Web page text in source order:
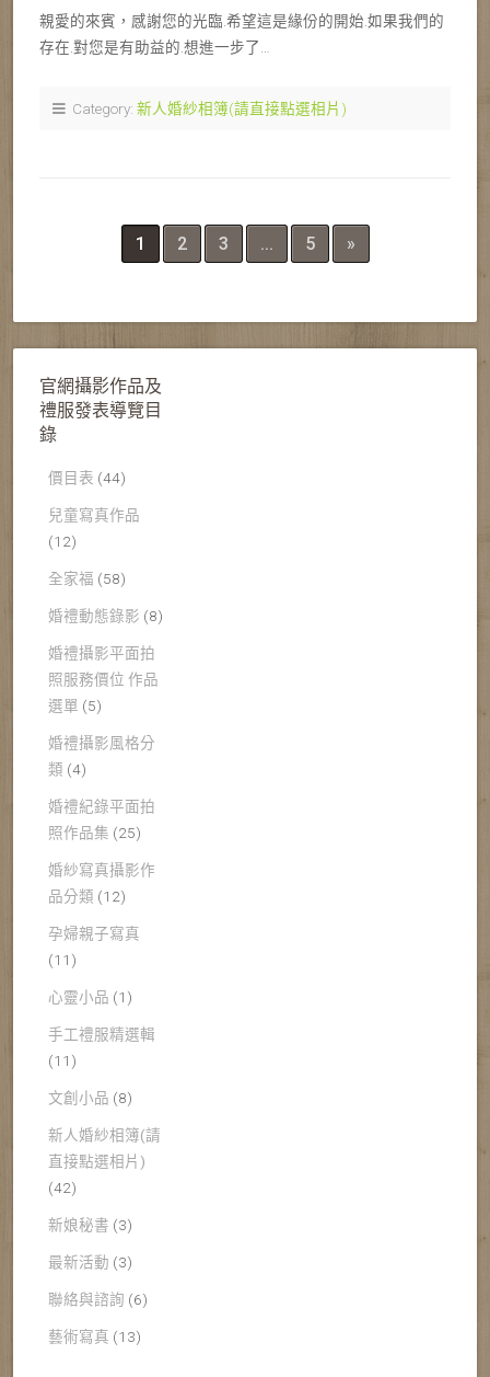
親愛的來賓，感謝您的光臨.希望這是緣份的開始.如果我們的
存在.對您是有助益的.想進一步了…
Category: 新人婚紗相簿(請直接點選相片)
1 2 3 ... 5 »
官網攝影作品及
禮服發表導覽目
錄
價目表 (44)
兒童寫真作品
(12)
全家福 (58)
婚禮動態錄影 (8)
婚禮攝影平面拍
照服務價位 作品
選單 (5)
婚禮攝影風格分
類 (4)
婚禮紀錄平面拍
照作品集 (25)
婚紗寫真攝影作
品分類 (12)
孕婦親子寫真
(11)
心靈小品 (1)
手工禮服精選輯
(11)
文創小品 (8)
新人婚紗相簿(請
直接點選相片)
(42)
新娘秘書 (3)
最新活動 (3)
聯絡與諮詢 (6)
藝術寫真 (13)